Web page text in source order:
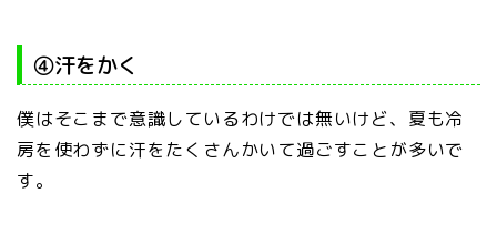
④汗をかく
僕はそこまで意識しているわけでは無いけど、夏も冷
房を使わずに汗をたくさんかいて過ごすことが多いで
す。